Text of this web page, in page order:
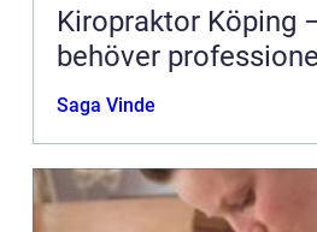
Kiropraktor Köping
behöver
Saga Vinde